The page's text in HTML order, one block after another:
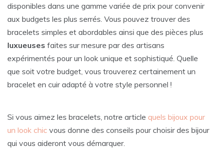
disponibles dans une gamme variée de prix pour convenir
aux budgets les plus serrés. Vous pouvez trouver des
bracelets simples et abordables ainsi que des pièces plus
luxueuses faites sur mesure par des artisans
expérimentés pour un look unique et sophistiqué. Quelle
que soit votre budget, vous trouverez certainement un
bracelet en cuir adapté à votre style personnel !
Si vous aimez les bracelets, notre article quels bijoux pour
un look chic vous donne des conseils pour choisir des bijour
qui vous aideront vous démarquer.